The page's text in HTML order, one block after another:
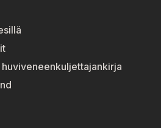
huviveneenkuljettajankirja